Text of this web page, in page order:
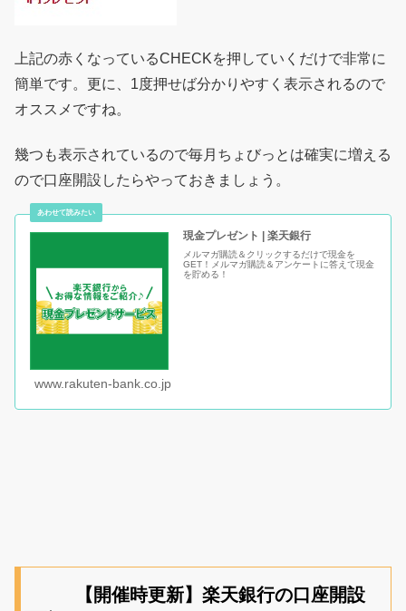
上記の赤くなっているCHECKを押していくだけで非常に
簡単です。更に、1度押せば分かりやすく表示されるので
オススメですね。
幾つも表示されているので毎月ちょびっとは確実に増える
ので口座開設したらやっておきましょう。
現金プレゼント | 楽天銀行
メルマガ購読＆クリックするだけで現金を
GET！メルマガ購読＆アンケートに答えて現金
を貯める！
www.rakuten-bank.co.jp
【開催時更新】楽天銀行の口座開設